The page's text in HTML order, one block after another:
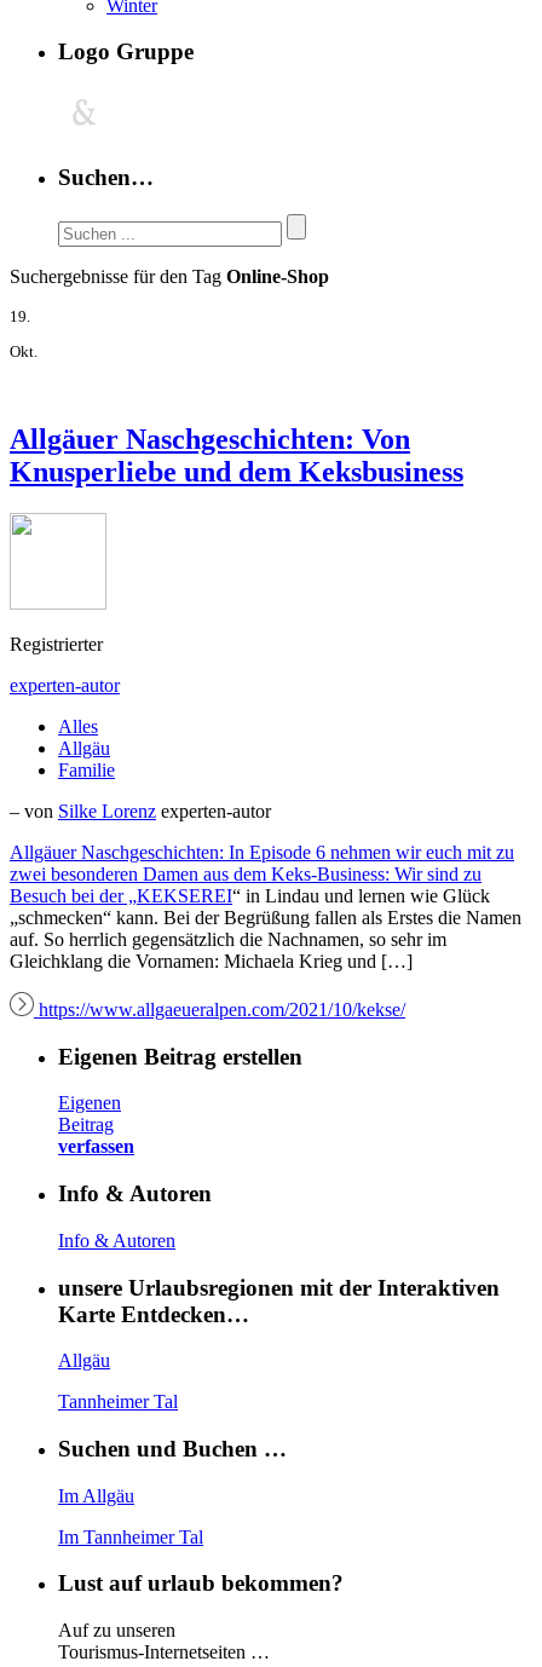
Winter
Logo Gruppe
Suchen…
Suchergebnisse für den Tag Online-Shop
19.
Okt.
Allgäuer Naschgeschichten: Von
Knusperliebe und dem Keksbusiness
Registrierter
experten-autor
Alles
Allgäu
Familie
– von Silke Lorenz experten-autor
Allgäuer Naschgeschichten: In Episode 6 nehmen wir euch mit zu
zwei besonderen Damen aus dem Keks-Business: Wir sind zu
Besuch bei der „KEKSEREI“ in Lindau und lernen wie Glück
„schmecken“ kann. Bei der Begrüßung fallen als Erstes die Namen
auf. So herrlich gegensätzlich die Nachnamen, so sehr im
Gleichklang die Vornamen: Michaela Krieg und […]
https://www.allgaeueralpen.com/2021/10/kekse/
Eigenen Beitrag erstellen
Eigenen
Beitrag
verfassen
Info & Autoren
Info & Autoren
unsere Urlaubsregionen mit der Interaktiven
Karte Entdecken…
Allgäu
Tannheimer Tal
Suchen und Buchen …
Im Allgäu
Im Tannheimer Tal
Lust auf urlaub bekommen?
Auf zu unseren
Tourismus-Internetseiten …